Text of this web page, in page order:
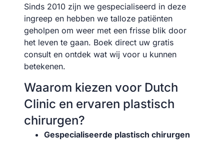
Sinds 2010 zijn we gespecialiseerd in deze
ingreep en hebben we talloze patiënten
geholpen om weer met een frisse blik door
het leven te gaan. Boek direct uw gratis
consult en ontdek wat wij voor u kunnen
betekenen.
Waarom kiezen voor Dutch
Clinic en ervaren plastisch
chirurgen?
Gespecialiseerde plastisch chirurgen